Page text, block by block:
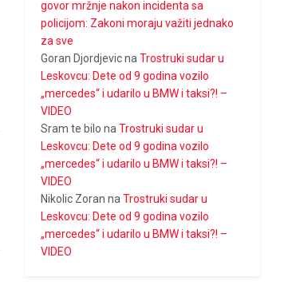
govor mržnje nakon incidenta sa
policijom: Zakoni moraju važiti jednako
za sve
Goran DjordjevicnaTrostruki sudar u
Leskovcu: Dete od 9 godina vozilo
„mercedes“ i udarilo u BMW i taksi?! –
VIDEO
Sram te bilo naTrostruki sudar u
Leskovcu: Dete od 9 godina vozilo
„mercedes“ i udarilo u BMW i taksi?! –
VIDEO
Nikolic Zoran naTrostruki sudar u
Leskovcu: Dete od 9 godina vozilo
„mercedes“ i udarilo u BMW i taksi?! –
VIDEO